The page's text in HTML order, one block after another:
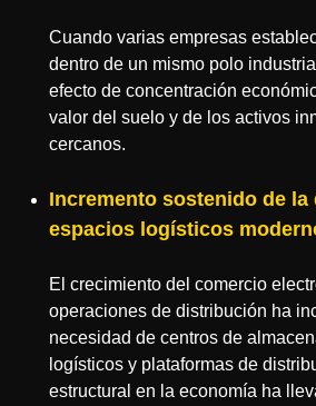
Cuando varias empresas
dentro de un mismo polo
efecto de concentración
valor del suelo y de los activos
cercanos.
Incremento sostenido de la
espacios logísticos
El crecimiento del comercio
operaciones de distribución ha
necesidad de centros de
logísticos y plataformas de
estructural en la economía ha